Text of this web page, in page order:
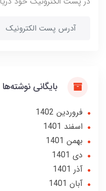
بایگانی نوشته‌ها
فروردین 1402
اسفند 1401
بهمن 1401
دی 1401
آذر 1401
آبان 1401